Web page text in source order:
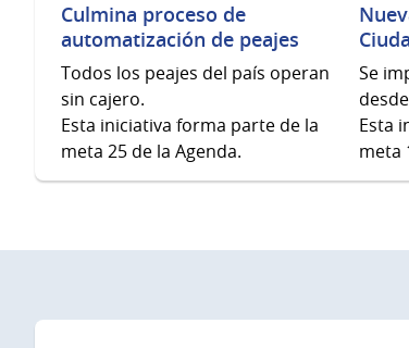
Culmina proceso de
automatización de peajes
Todos los peajes del país operan
sin cajero.
Esta iniciativa forma parte de la
meta 25 de la Agenda.
Se
Esta
meta